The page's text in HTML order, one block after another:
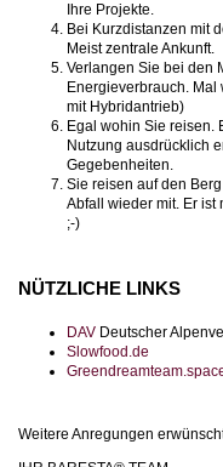
Ihre Projekte.
Bei Kurzdistanzen mit
Meist zentrale Ankunft.
Verlangen Sie bei den
Energieverbrauch. Mal
mit Hybridantrieb)
Egal wohin Sie reisen.
Nutzung ausdrücklich
Gegebenheiten.
Sie reisen auf den
Abfall wieder mit. Er
;-)
NÜTZLICHE LINKS
DAV Deutscher
Slowfood.de
Weitere Anregungen